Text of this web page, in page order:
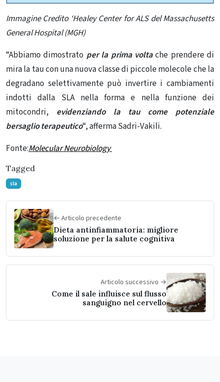
Immagine Credito ‘Healey Center for ALS del Massachusetts
General Hospital (MGH)
“Abbiamo dimostrato per la prima volta che prendere di
mira la tau con una nuova classe di piccole molecole che la
degradano selettivamente può invertire i cambiamenti
indotti dalla SLA nella forma e nella funzione dei
mitocondri, evidenziando la tau come potenziale
bersaglio terapeutico“, afferma Sadri-Vakili.
Fonte:Molecular Neurobiology
Tagged
sla
← Articolo precedente
Dieta antinfiammatoria: migliore
soluzione per la salute cognitiva
Articolo successivo →
Come il sale influisce sul flusso
sanguigno nel cervello